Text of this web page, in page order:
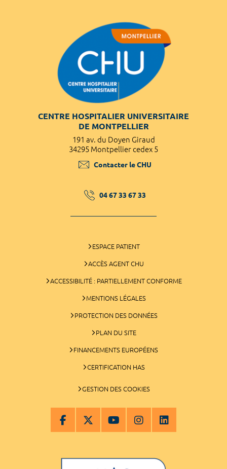
CENTRE HOSPITALIER UNIVERSITAIRE
DE MONTPELLIER
191 av. du Doyen Giraud
34295 Montpellier cedex 5
Contacter le CHU
04 67 33 67 33
ESPACE PATIENT
ACCÈS AGENT CHU
ACCESSIBILITÉ : PARTIELLEMENT CONFORME
MENTIONS LÉGALES
PROTECTION DES DONNÉES
PLAN DU SITE
FINANCEMENTS EUROPÉENS
CERTIFICATION HAS
GESTION DES COOKIES